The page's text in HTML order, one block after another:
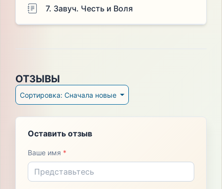
7. Завуч. Честь и Воля
ОТЗЫВЫ
Сортировка: Сначала новые
Оставить отзыв
Ваше имя *